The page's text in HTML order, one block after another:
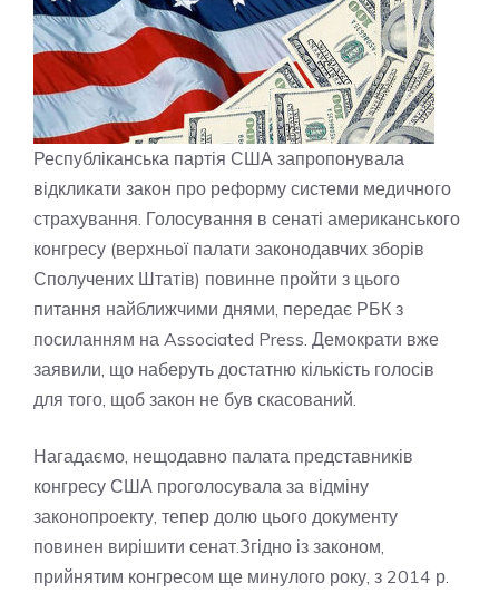
Республіканська партія США запропонувала
відкликати закон про реформу системи медичного
страхування. Голосування в сенаті американського
конгресу (верхньої палати законодавчих зборів
Сполучених Штатів) повинне пройти з цього
питання найближчими днями, передає РБК з
посиланням на Associated Press. Демократи вже
заявили, що наберуть достатню кількість голосів
для того, щоб закон не був скасований.
Нагадаємо, нещодавно палата представників
конгресу США проголосувала за відміну
законопроекту, тепер долю цього документу
повинен вирішити сенат.Згідно із законом,
прийнятим конгресом ще минулого року, з 2014 р.